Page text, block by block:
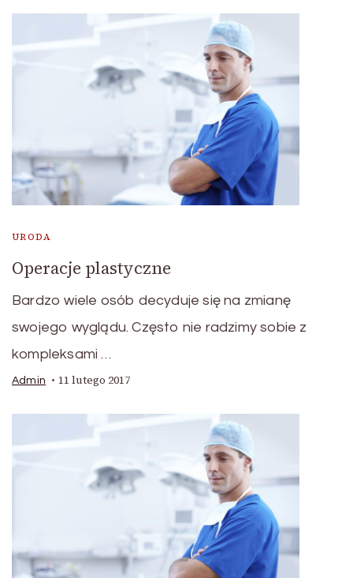
URODA
Operacje plastyczne
Bardzo wiele osób decyduje się na zmianę
swojego wyglądu. Często nie radzimy sobie z
kompleksami …
Admin 11 lutego 2017